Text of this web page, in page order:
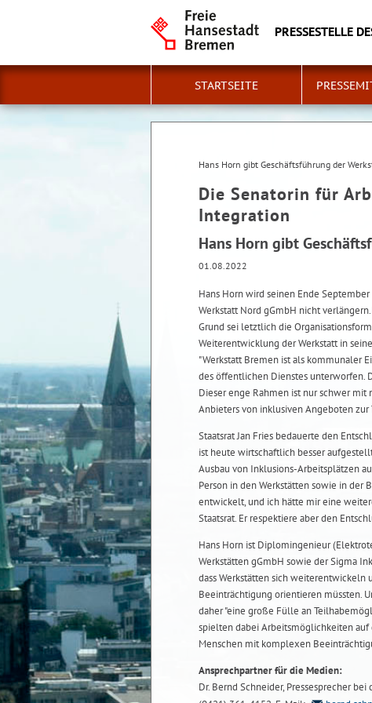
PRESSESTELLE
STARTSEITE
Hans Horn gibt Geschäftsführung der
Die Senatorin für
Integration
Hans Horn gibt
01.08.2022
Hans Horn wird seinen Ende
Werkstatt Nord gGmbH nicht
Grund sei letztlich die
Weiterentwicklung der Werkstatt in
"Werkstatt Bremen ist als kommunaler
des öffentlichen Dienstes unterworfen.
Dieser enge Rahmen ist nur schwer
Anbieters von inklusiven Angeboten
Staatsrat Jan Fries bedauerte den
ist heute wirtschaftlich besser
Ausbau von Inklusions-Arbeitsplätzen
Person in den Werkstätten sowie in der
entwickelt, und ich hätte mir eine
Staatsrat. Er respektiere aber den
Hans Horn ist Diplomingenieur
Werkstätten gGmbH sowie der Sigma
dass Werkstätten sich weiterentwickeln
Beeinträchtigung orientieren müssten.
daher "eine große Fülle an
spielten dabei Arbeitsmöglichkeiten
Menschen mit komplexen
Ansprechpartner für die Medien:
Dr. Bernd Schneider, Pressesprecher